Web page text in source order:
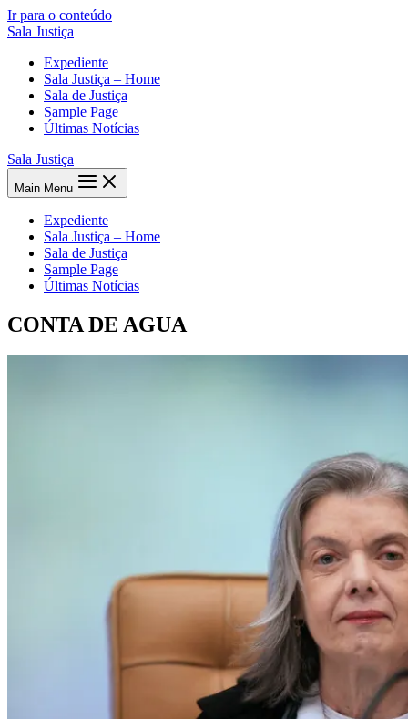
Ir para o conteúdo
Sala Justiça
Expediente
Sala Justiça – Home
Sala de Justiça
Sample Page
Últimas Notícias
Sala Justiça
Main Menu
Expediente
Sala Justiça – Home
Sala de Justiça
Sample Page
Últimas Notícias
CONTA DE AGUA